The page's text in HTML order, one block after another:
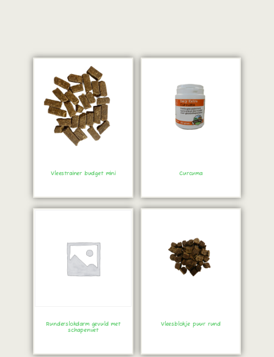
Vleestrainer budget mini
Curcuma
Runderslokdarm gevuld met
schapenvet
Vleesblokje puur rund